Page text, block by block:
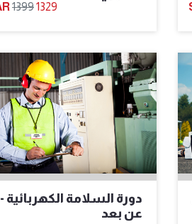
13991329
دورة السلامة الكهربائية -
عن بعد